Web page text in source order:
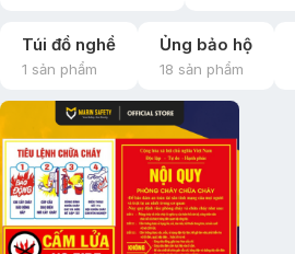
Túi đồ nghề
1 sản phẩm
Ủng bảo hộ
18 sản phẩm